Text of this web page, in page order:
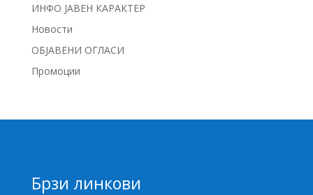
ИНФО ЈАВЕН КАРАКТЕР
Новости
ОБЈАВЕНИ ОГЛАСИ
Промоции
Брзи линкови